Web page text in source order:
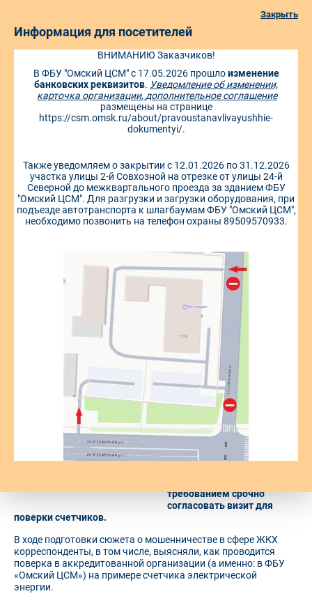
г. Омск, ул. Северная 24-я, д. 117А
+7 (3812) 68-07-99
+7 (3812) 68-22-28
+7 (3812) 68-38-51
info@ocsm.omsk.ru
Мы в мессенджере MAX
Личный кабинет Электронная очередь
Онлайн заявка на поверку
Поверка счетчиков. Как
не стать жертвами
мошенников?
В Омском ЦСМ побывала
съемочная группа 12
канала. В редакцию
телеканала обратился
омич, которому на
городской телефон
требованием срочно
согласовать визит для
поверки счетчиков.
В ходе подготовки сюжета о мошенничестве в сфере ЖКХ
корреспонденты, в том числе, выясняли, как проводится
поверка в аккредитованной организации (а именно: в ФБУ
«Омский ЦСМ») на примере счетчика электрической
энергии.
Информация для посетителей
Закрыть
ВНИМАНИЮ Заказчиков!
В ФБУ "Омский ЦСМ" с 17.05.2026 прошлоизменение
банковских реквизитов. Уведомление об изменении,
карточка организации, дополнительное соглашение
размещены на странице
https://csm.omsk.ru/about/pravoustanavlivayushhie-
dokumentyi/.
Также уведомляем о закрытии с 12.01.2026 по 31.12.2026
участка улицы 2-й Совхозной на отрезке от улицы 24-й
Северной до межквартального проезда за зданием ФБУ
"Омский ЦСМ". Для разгрузки и загрузки оборудования, при
подъезде автотранспорта к шлагбаумам ФБУ "Омский ЦСМ",
необходимо позвонить на телефон охраны 89509570933.